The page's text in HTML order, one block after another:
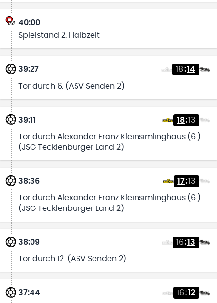
40:00
Spielstand 2. Halbzeit
39:27 18:14
Tor durch 6. (ASV Senden 2)
39:11 18:13
Tor durch Alexander Franz Kleinsimlinghaus (6.)
(JSG Tecklenburger Land 2)
38:36 17:13
Tor durch Alexander Franz Kleinsimlinghaus (6.)
(JSG Tecklenburger Land 2)
38:09 16:13
Tor durch 12. (ASV Senden 2)
37:44 16:12